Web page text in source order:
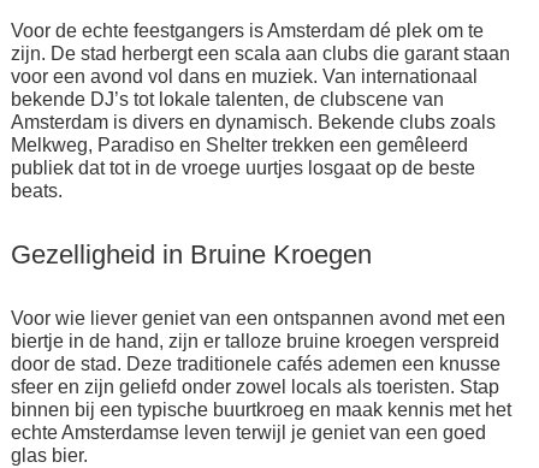
Voor de echte feestgangers is Amsterdam dé plek om te
zijn. De stad herbergt een scala aan clubs die garant staan
voor een avond vol dans en muziek. Van internationaal
bekende DJ’s tot lokale talenten, de clubscene van
Amsterdam is divers en dynamisch. Bekende clubs zoals
Melkweg, Paradiso en Shelter trekken een gemêleerd
publiek dat tot in de vroege uurtjes losgaat op de beste
beats.
Gezelligheid in Bruine Kroegen
Voor wie liever geniet van een ontspannen avond met een
biertje in de hand, zijn er talloze bruine kroegen verspreid
door de stad. Deze traditionele cafés ademen een knusse
sfeer en zijn geliefd onder zowel locals als toeristen. Stap
binnen bij een typische buurtkroeg en maak kennis met het
echte Amsterdamse leven terwijl je geniet van een goed
glas bier.